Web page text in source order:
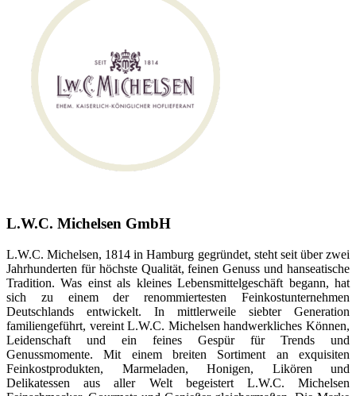
L.W.C. Michelsen GmbH
L.W.C. Michelsen, 1814 in Hamburg gegründet, steht seit über zwei
Jahrhunderten für höchste Qualität, feinen Genuss und hanseatische
Tradition. Was einst als kleines Lebensmittelgeschäft begann, hat
sich zu einem der renommiertesten Feinkostunternehmen
Deutschlands entwickelt. In mittlerweile siebter Generation
familiengeführt, vereint L.W.C. Michelsen handwerkliches Können,
Leidenschaft und ein feines Gespür für Trends und
Genussmomente. Mit einem breiten Sortiment an exquisiten
Feinkostprodukten, Marmeladen, Honigen, Likören und
Delikatessen aus aller Welt begeistert L.W.C. Michelsen